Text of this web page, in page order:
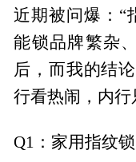
近期被问爆：“
能锁品牌繁杂
后，而我的结
行看热闹，内行
Q1：家用指纹